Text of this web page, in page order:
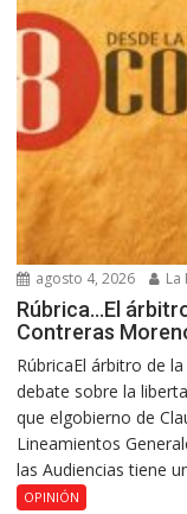
agosto 4, 2026 La
Rúbrica…El
Contreras
RúbricaEl árbitro de
debate sobre la
que elgobierno de
Lineamientos
las Audiencias tiene
OPINIÓN